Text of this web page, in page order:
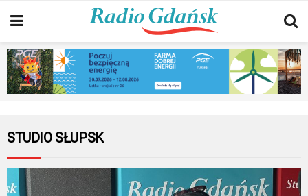
STUDIO SŁUPSK